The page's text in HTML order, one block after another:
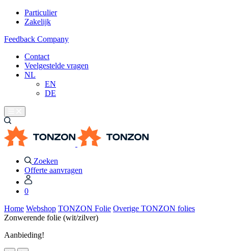
Particulier
Zakelijk
Feedback Company
Contact
Veelgestelde vragen
NL
EN
DE
Zoeken
Offerte aanvragen
0
Home Webshop TONZON Folie Overige TONZON folies
Zonwerende folie (wit/zilver)
Aanbieding!